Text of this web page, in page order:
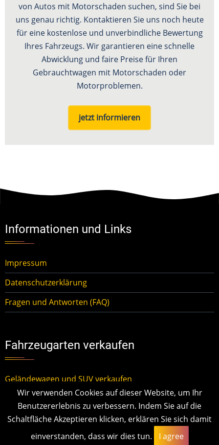
von Autos mit Motorschaden suchen, sind Sie bei
uns genau richtig. Kontaktieren Sie uns noch heute
für eine kostenlose und unverbindliche Bewertung
Ihres Fahrzeugs. Wir garantieren eine schnelle
Abwicklung und faire Preise für Ihren
Gebrauchtwagen mit Motorschaden oder
Motorproblemen.
jetzt informieren
Informationen und Links
Impressum
Datenschutzerklärung
Fragen und Antworten (FAQ)
Fahrzeugarten verkaufen
Geländewagen und SUV verkaufen
Kleinwagen verkaufen
Mittelklassewagen verkaufen
Wir verwenden Cookies auf dieser Website, um Ihr
Benutzererlebnis zu verbessern. Indem Sie auf die
Schaltfläche Akzeptieren klicken, erklären Sie sich damit
einverstanden, dass wir dies tun.
I agree